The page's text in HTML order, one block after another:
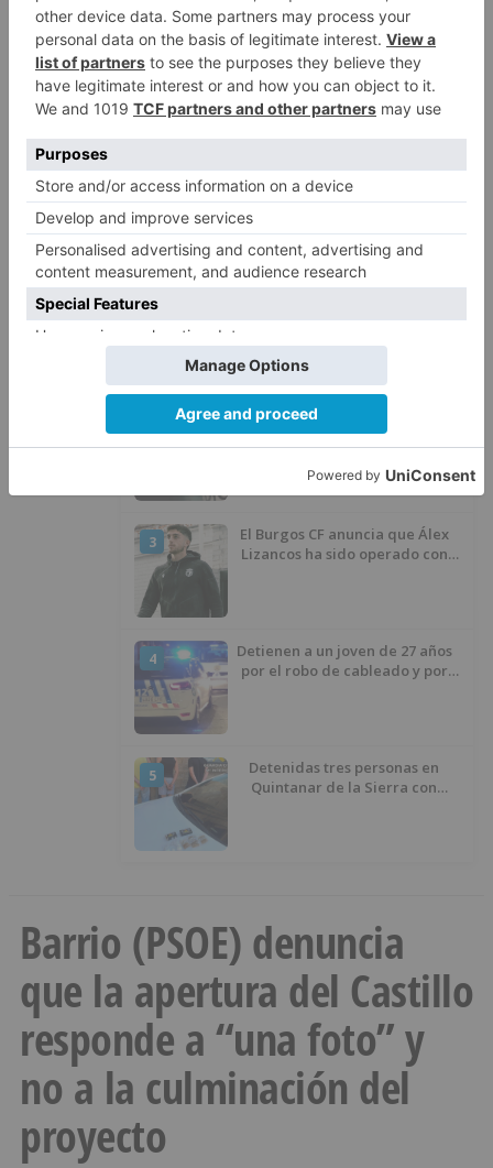
expedientes de regularización
de inmigrantes
5
El PSOE denuncia que las
piscinas municipales de Burgos
llevan seis meses sin la
plagas
LO ÚLTIMO
1
una exhibición en El Escudo
Santiago Lencina, nuevo
refuerzo del Burgos CF para la
3
El Burgos CF anuncia que Álex
Lizancos ha sido operado con
4
Detienen a un joven de 27 años
por el robo de cableado y por
5
Detenidas tres personas en
Quintanar de la Sierra con
Barrio (PSOE) denuncia
que la apertura del Castillo
responde a “una foto” y
no a la culminación del
proyecto